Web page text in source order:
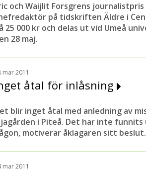
och Waijlit Forsgrens
på tidskriften Äldre i
25 000 kr och delas ut vid Umeå
28 maj.
mar 2011
åtal för inlåsning
blir inget åtal med anledning av
i Piteå. Det har inte
motiverar åklagaren sitt beslut.
mar 2011